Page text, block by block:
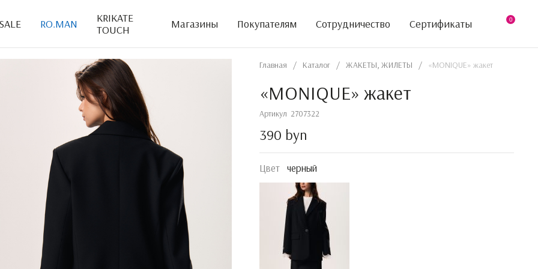
SALE RO.MAN
KRIKATE
TOUCH
Магазины Покупателям Сотрудничество Сертификаты 0
Главная / Каталог / ЖАКЕТЫ, ЖИЛЕТЫ / «MONIQUE» жакет
«MONIQUE» жакет
Артикул 2707322
390 byn
Цвет черный